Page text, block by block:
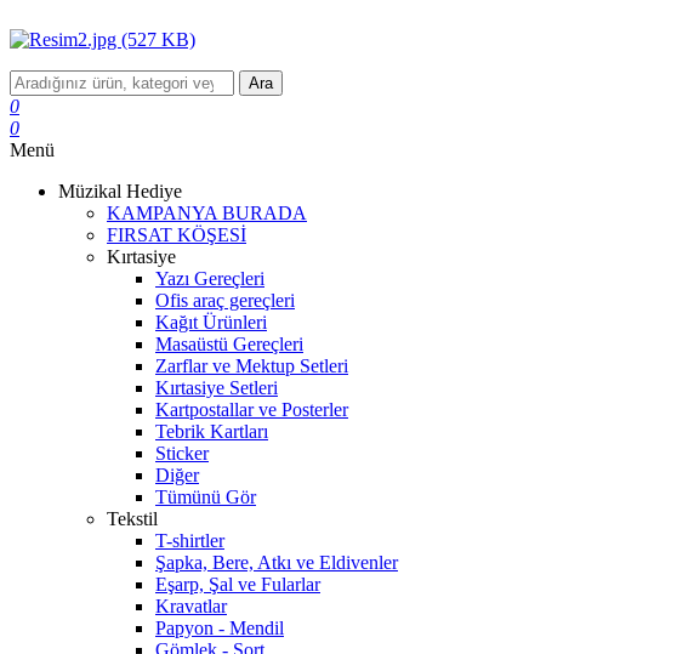
Ara
0
0
Menü
Müzikal Hediye
KAMPANYA BURADA
FIRSAT KÖŞESİ
Kırtasiye
Yazı Gereçleri
Ofis araç gereçleri
Kağıt Ürünleri
Masaüstü Gereçleri
Zarflar ve Mektup Setleri
Kırtasiye Setleri
Kartpostallar ve Posterler
Tebrik Kartları
Sticker
Diğer
Tümünü Gör
Tekstil
T-shirtler
Şapka, Bere, Atkı ve Eldivenler
Eşarp, Şal ve Fularlar
Kravatlar
Papyon - Mendil
Gömlek - Şort